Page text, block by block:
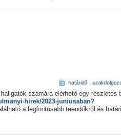
határidő
számára elérhető egy részletes
hirek/2023-juniusaban?
a legfontosabb teendőkről és